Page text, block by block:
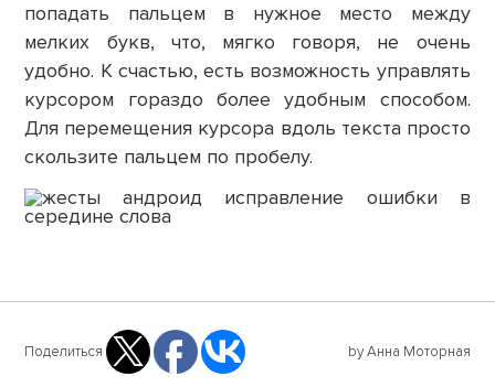
попадать пальцем в нужное место между
мелких букв, что, мягко говоря, не очень
удобно. К счастью, есть возможность управлять
курсором гораздо более удобным способом.
Для перемещения курсора вдоль текста просто
скользите пальцем по пробелу.
Поделиться by Анна Моторная